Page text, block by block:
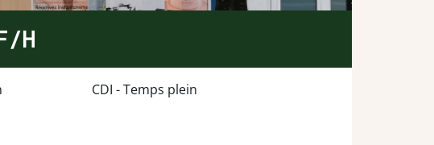
H
CDI - Temps plein